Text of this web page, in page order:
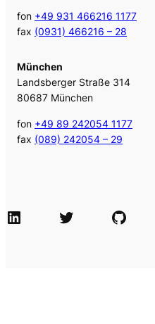
fon +49 931 466216 1177
fax (0931) 466216 – 28
München
Landsberger Straße 314
80687 München
fon +49 89 242054 1177
fax (089) 242054 – 29
LinkedIn Twitter GitHub